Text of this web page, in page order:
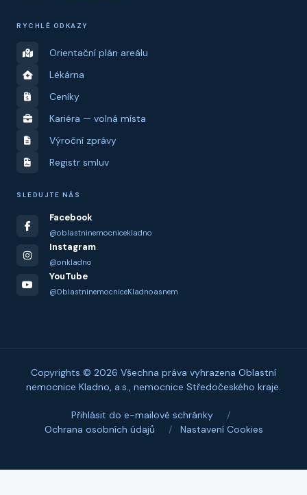
RYCHLÉ ODKAZY
Orientační plán areálu
Lékárna
Ceníky
Kariéra — volná místa
Výroční zprávy
Registr smluv
SLEDUJTE NÁS
Facebook
@oblastninemocnicekladno
Instagram
@onkladno
YouTube
@OblastninemocniceKladnoasnem
Copyrights © 2026 Všechna práva vyhrazena Oblastní
nemocnice Kladno, a.s., nemocnice Středočeského kraje.
Přihlásit do e-mailové schránky
/
Ochrana osobních údajů
/ Nastavení Cookies